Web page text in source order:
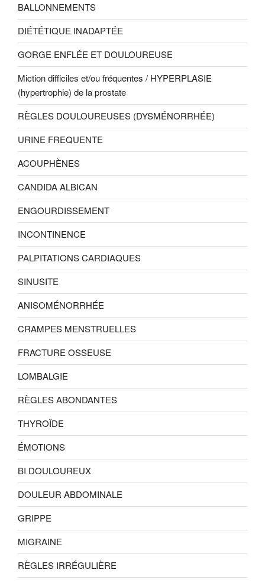
BALLONNEMENTS
DIÉTÉTIQUE INADAPTÉE
GORGE ENFLÉE ET DOULOUREUSE
Miction difficiles et/ou fréquentes / HYPERPLASIE
(hypertrophie) de la prostate
RÈGLES DOULOUREUSES (DYSMÉNORRHÉE)
URINE FREQUENTE
ACOUPHÈNES
CANDIDA ALBICAN
ENGOURDISSEMENT
INCONTINENCE
PALPITATIONS CARDIAQUES
SINUSITE
ANISOMÉNORRHÉE
CRAMPES MENSTRUELLES
FRACTURE OSSEUSE
LOMBALGIE
RÈGLES ABONDANTES
THYROÏDE
ÉMOTIONS
BI DOULOUREUX
DOULEUR ABDOMINALE
GRIPPE
MIGRAINE
RÈGLES IRRÉGULIÈRE